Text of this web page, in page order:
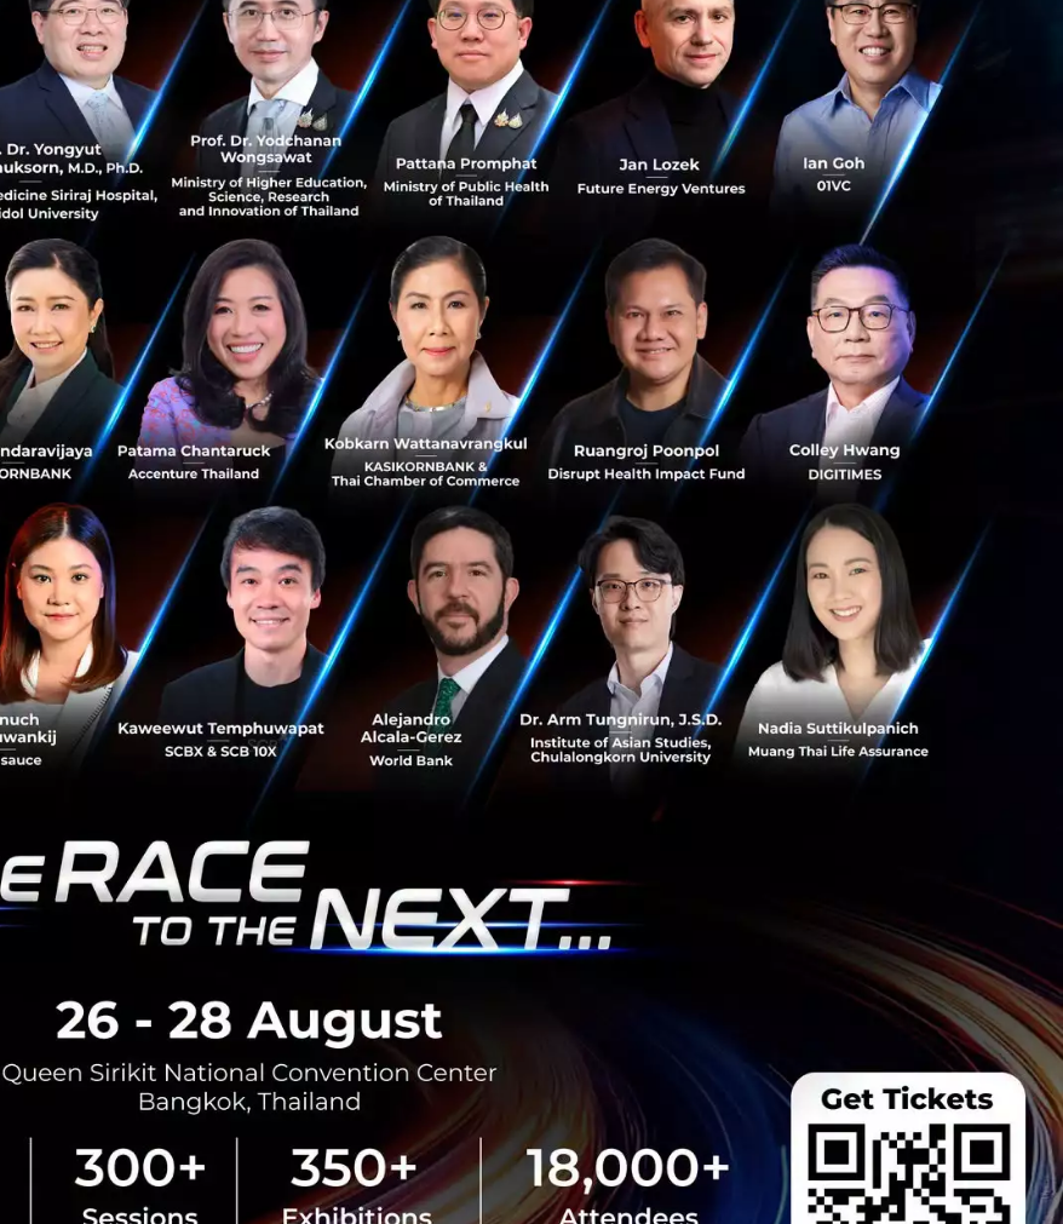
ริการของรัฐ
ของสหรัฐฯ (GSA) ได้ยืนยันการเปลี่ยนแปลงนี้ โดยอ้างว่าเป็นแนวทางปฏิบัติที่ดี
อย่างไรก็ตาม หลายฝ่ายตั้งคำถามถึงความชอบธรรมของนโยบายดังกล่าว
เงินบัตรเครดิตเหลือเหลือเพียง 1 ดอลลาร์สหรัฐฯ หรือเพียง 33.6 บาทนั้นเป็น
ป และไม่ได้คำนึงถึงผลกระทบที่จะเกิดขึ้นต่อการทำงานของรัฐบาลอย่างรอบ
ความขัดแย้งและความไม่พอใจให้กับหลายฝ่าย โดยเฉพาะอย่างยิ่งพนักงาน
ามยากลำบากในการปฏิบัติหน้าที่
องทบทวนนโยบาย
ดิตครั้งนี้เป็นสัญญาณเตือนถึงความจำเป็นในการทบทวนนโยบายรัดเข็มขัดที่
าลจำเป็นต้องหาวิธีการลดค่าใช้จ่ายที่เหมาะสมและไม่ส่งผลกระทบต่อ
ของหน่วยงานราชการ การลงทุนในทรัพยากรที่จำเป็นสำหรับการปฏิบัติ
าล คือการลงทุนในการให้บริการประชาชนที่มีคุณภาพ และเป็นการสร้าง
าชนที่มีต่อภาครัฐ หากรัฐบาลยังคงเดินหน้าในแนวทางเดิม อาจนำไปสู่ความ
รประชาชน และความเสื่อมถอยของระบบราชการในระยะยาว
ระเมินความจำเป็นในการใช้จ่ายของแต่ละหน่วยงานอย่างรอบคอบ การ
มประสิทธิภาพในการทำงาน และการให้ความสำคัญกับการลงทุนในบุคลากร
อการปฏิบัติหน้าที่อย่างมีประสิทธิภาพ การตัดลดค่าใช้จ่ายไม่ใช่เป้าหมาย
ความสมดุลระหว่างการประหยัดและการให้บริการประชาชนที่ดีขึ้น
3 เรื่องที่ประเทศไทยต้อง Focus สร้างคน–
นวัตกรรม–ปฏิรูประบบราชการ เพื่อยกระดับขีดความ
สามารถประเทศ